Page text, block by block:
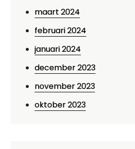
maart 2024
februari 2024
januari 2024
december 2023
november 2023
oktober 2023